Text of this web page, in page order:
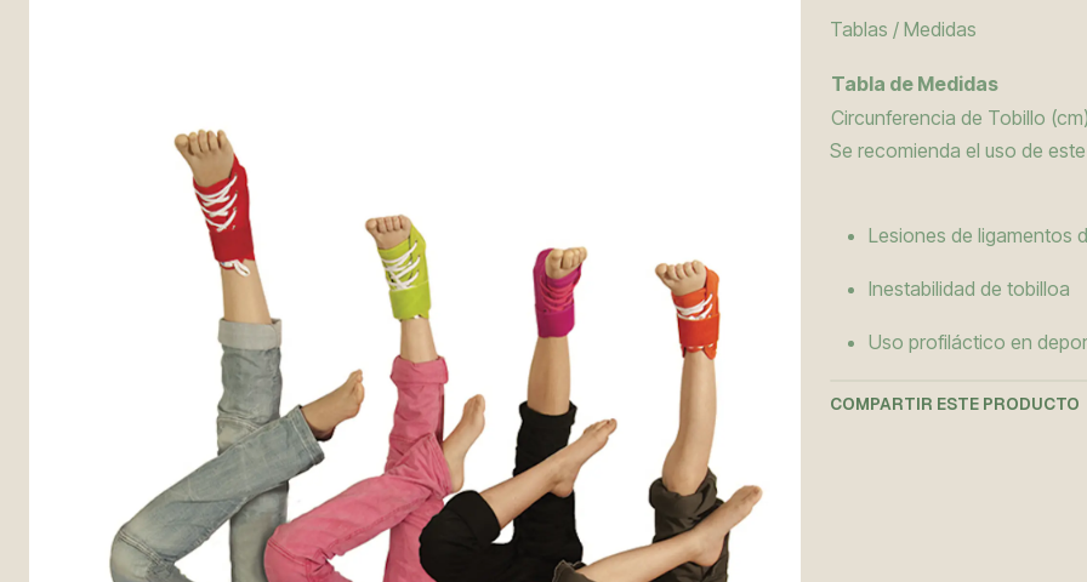
Tablas / Medidas
Tabla de Medidas
Circunferencia de Tobillo (cm)
Se recomienda el uso de
Lesiones de ligamentos
Inestabilidad de tobilloa
Uso profiláctico en
COMPARTIR ESTE PRODUCTO